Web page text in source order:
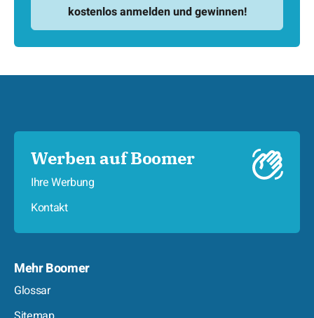
Werben auf Boomer
Ihre Werbung
Kontakt
Mehr Boomer
Glossar